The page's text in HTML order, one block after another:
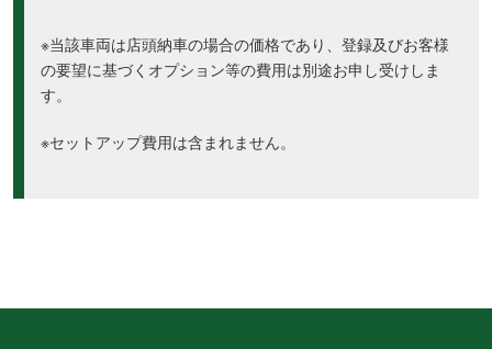
※当該車両は店頭納車の場合の価格であり、登録及びお客様
の要望に基づくオプション等の費用は別途お申し受けしま
す。
※セットアップ費用は含まれません。